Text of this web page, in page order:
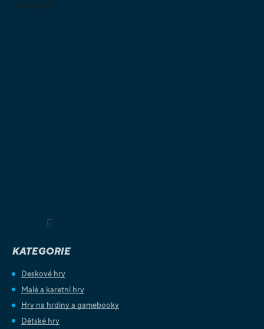
Instagram
KATEGORIE
Deskové hry
Malé a karetní hry
Hry na hrdiny a gamebooky
Dětské hry